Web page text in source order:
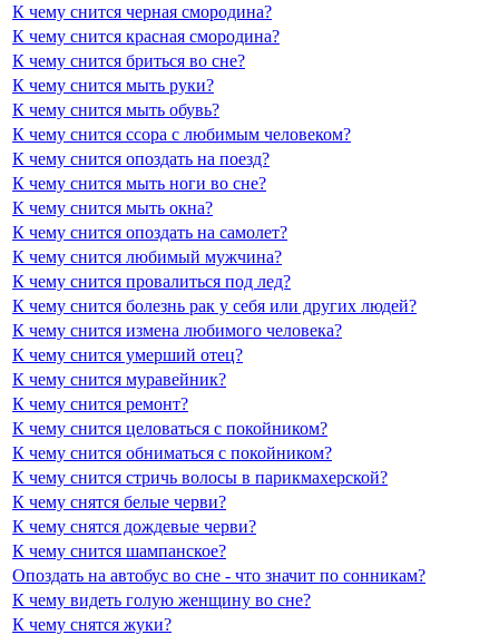
К чему снится черная смородина?
К чему снится красная смородина?
К чему снится бриться во сне?
К чему снится мыть руки?
К чему снится мыть обувь?
К чему снится ссора с любимым человеком?
К чему снится опоздать на поезд?
К чему снится мыть ноги во сне?
К чему снится мыть окна?
К чему снится опоздать на самолет?
К чему снится любимый мужчина?
К чему снится провалиться под лед?
К чему снится болезнь рак у себя или других людей?
К чему снится измена любимого человека?
К чему снится умерший отец?
К чему снится муравейник?
К чему снится ремонт?
К чему снится целоваться с покойником?
К чему снится обниматься с покойником?
К чему снится стричь волосы в парикмахерской?
К чему снятся белые черви?
К чему снятся дождевые черви?
К чему снится шампанское?
Опоздать на автобус во сне - что значит по сонникам?
К чему видеть голую женщину во сне?
К чему снятся жуки?